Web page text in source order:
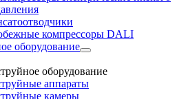
компрессоры DALI
оборудование
оборудование
аппараты
камеры